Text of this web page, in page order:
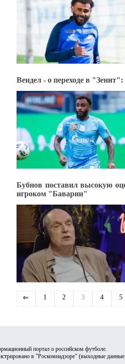
Вендел - о переходе в
Бубнов поставил высокую
игроком "Баварии"
⇐ 1 2 3 4 5
портал о российском футболе.
в "Роскомнадзоре" (выходные данные